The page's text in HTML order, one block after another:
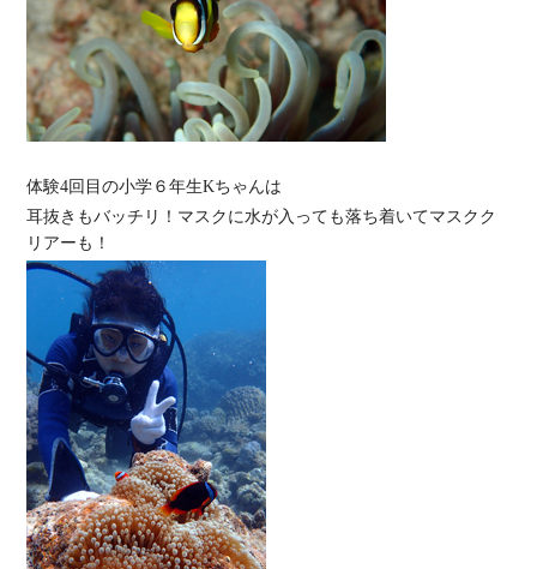
体験4回目の小学６年生Kちゃんは
耳抜きもバッチリ！マスクに水が入っても落ち着いてマスクク
リアーも！